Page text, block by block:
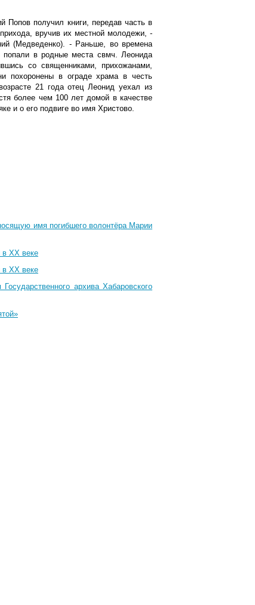
Попов получил книги, передав часть в
вручив их местной молодежи, -
(Медведенко). - Раньше, во времена
в родные места свмч. Леонида
со священниками, прихожанами,
похоронены в ограде храма в честь
21 года отец Леонид уехал из
более чем 100 лет домой в качестве
и о его подвиге во имя Христово.
имя погибшего волонтёра Марии
XX веке
XX веке
архива Хабаровского